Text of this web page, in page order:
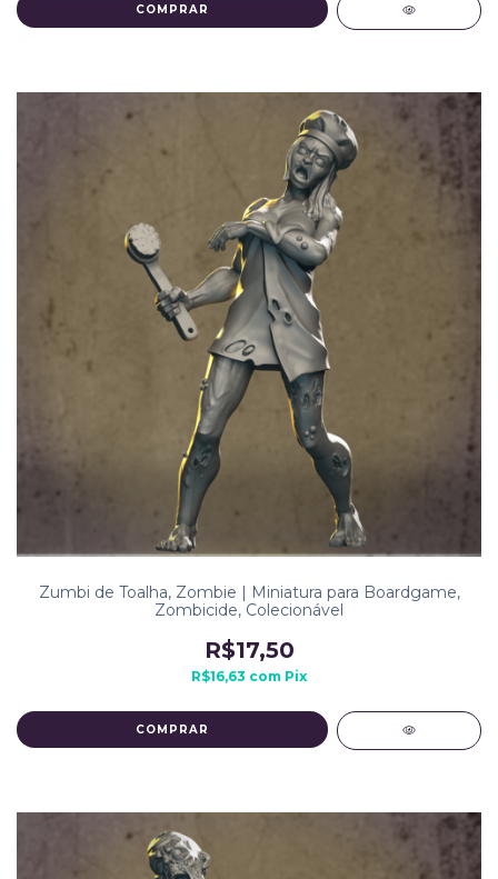
COMPRAR
Zumbi de Toalha, Zombie | Miniatura para Boardgame,
Zombicide, Colecionável
R$17,50
R$16,63 com Pix
COMPRAR